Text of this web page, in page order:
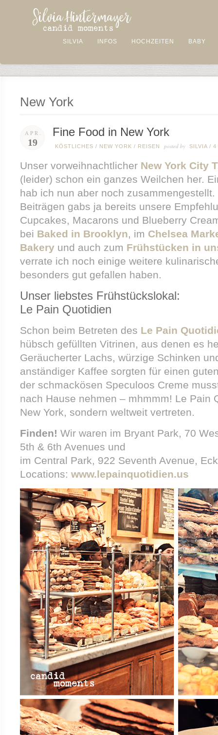
SILVIA INFOS HOCHZEITEN BABY
New York
APR.
19
Fine Food in New York
KÖSTLICHES / NEW YORK / REISEN posted by SILVIA / 4
Unser vorweihnachtlicher New York City
(leider) schon ein ganzes Weilchen her.
hab ich nun aber noch
Beiträgen gabs ja bereits unsere
Cupcakes, Macarons und Blueberry
bei Baked in Brooklyn, im Chelsea
Bakery und auch zum Frühstücken in
verrate ich noch einige weitere
besonders gut gefallen haben.
Unser liebstes Frühstückslokal:
Le Pain Quotidien
Schon beim Betreten des Le Pain
hübsch gefüllten Vitrinen, aus denen es
Geräucherter Lachs, würzige Schinken
anständiger Kaffee sorgten für einen
der schmackösen Speculoos Creme
nach Hause nehmen – mhmmm! Le Pain
New York, sondern weltweit vertreten.
Finden! Wir waren im Bryant Park, 70
5th & 6th Avenues und
im Central Park, 922 Seventh Avenue,
Locations: www.lepainquotidien.us